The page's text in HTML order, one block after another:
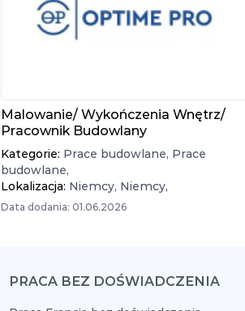
Malowanie/ Wykończenia Wnętrz/
Pracownik Budowlany
Kategorie: Prace budowlane, Prace
budowlane,
Lokalizacja: Niemcy, Niemcy,
Data dodania: 01.06.2026
PRACA BEZ DOŚWIADCZENIA